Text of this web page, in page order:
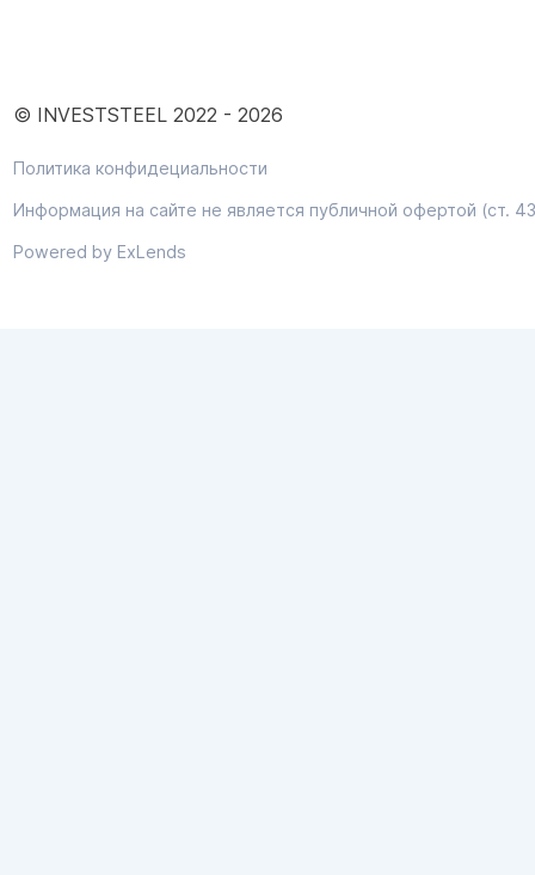
© INVESTSTEEL 2022 - 2026
Политика конфидециальности
Информация на сайте не является публичной офертой (ст.
Powered by ExLends